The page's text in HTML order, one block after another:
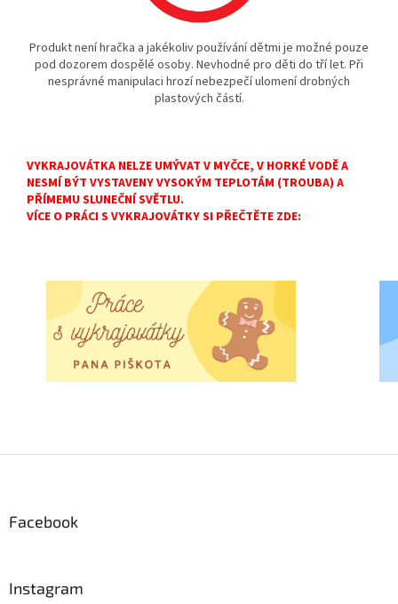
Produkt není hračka a jakékoliv používání dětmi je možné pouze
pod dozorem dospělé osoby. Nevhodné pro děti do tří let. Při
nesprávné manipulaci hrozí nebezpečí ulomení drobných
plastových částí.
VYKRAJOVÁTKA NELZE UMÝVAT V MYČCE, V HORKÉ VODĚ A
NESMÍ BÝT VYSTAVENY VYSOKÝM TEPLOTÁM (TROUBA) A
PŘÍMEMU SLUNEČNÍ SVĚTLU.
VÍCE O PRÁCI S VYKRAJOVÁTKY SI PŘEČTĚTE ZDE:
Facebook
Instagram